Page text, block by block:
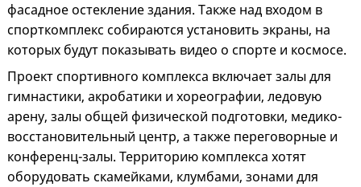
фасадное остекление здания. Также над входом в
спорткомплекс собираются установить экраны, на
которых будут показывать видео о спорте и космосе.
Проект спортивного комплекса включает залы для
гимнастики, акробатики и хореографии, ледовую
арену, залы общей физической подготовки, медико-
восстановительный центр, а также переговорные и
конференц-залы. Территорию комплекса хотят
оборудовать скамейками, клумбами, зонами для